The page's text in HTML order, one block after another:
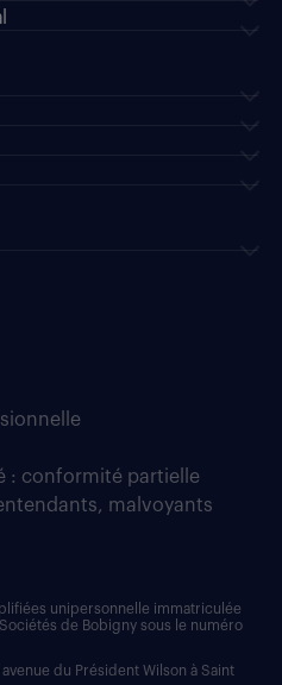
: conformité partielle
malvoyants
unipersonnelle immatriculée
de Bobigny sous le numéro
du Président Wilson à Saint